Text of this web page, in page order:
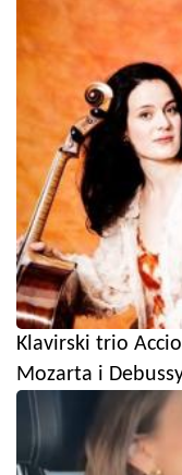
Klavirski trio
Mozarta i